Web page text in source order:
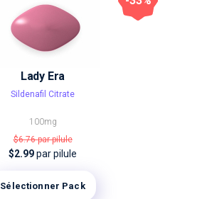
Lady Era
Sildenafil Citrate
100mg
$6.76par pilule
$2.99par pilule
Sélectionner Pack